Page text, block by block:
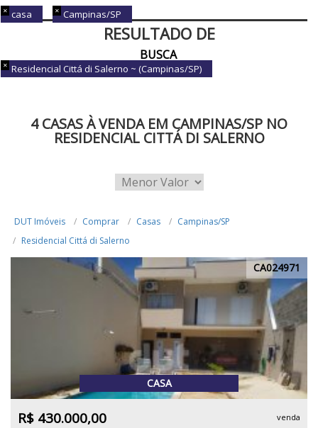
casa Campinas/SP
Residencial Cittá di Salerno ~ (Campinas/SP)
RESULTADO DE
BUSCA
4 CASAS À VENDA EM CAMPINAS/SP NO
RESIDENCIAL CITTÁ DI SALERNO
DUT Imóveis Comprar Casas
Campinas/SP
Residencial Cittá di Salerno
CA024971
CASA
R$ 430.000,00 venda